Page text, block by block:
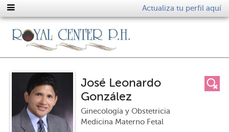
Actualiza tu perfil aquí
José Leonardo
González
Ginecología y Obstetricia
Medicina Materno Fetal